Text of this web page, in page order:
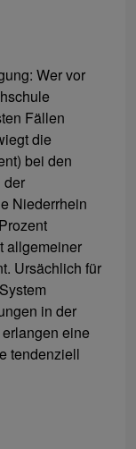
Wer vor
Fällen
die
bei den
der
Niederrhein
allgemeiner
Ursächlich für
in der
eine
tendenziell